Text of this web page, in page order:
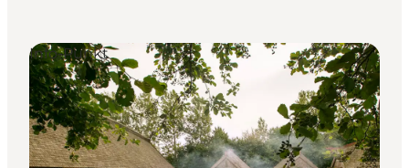
Geschmack
Unterkünfte
Städte
Reiseplanung
Info-Punkt